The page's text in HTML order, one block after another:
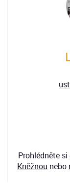
Prohlédněte
Kněžnou nebo